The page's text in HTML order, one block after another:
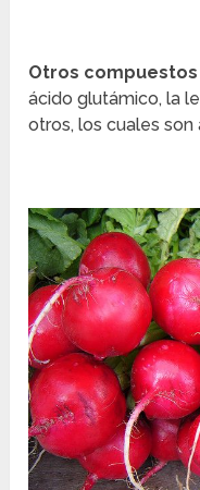
Otros compuestos
ácido glutámico, la
otros, los cuales son